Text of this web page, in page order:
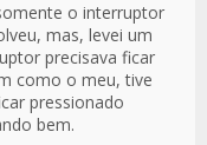
o interruptor
mas, levei um
precisava ficar
como o meu, tive
pressionado
bem.